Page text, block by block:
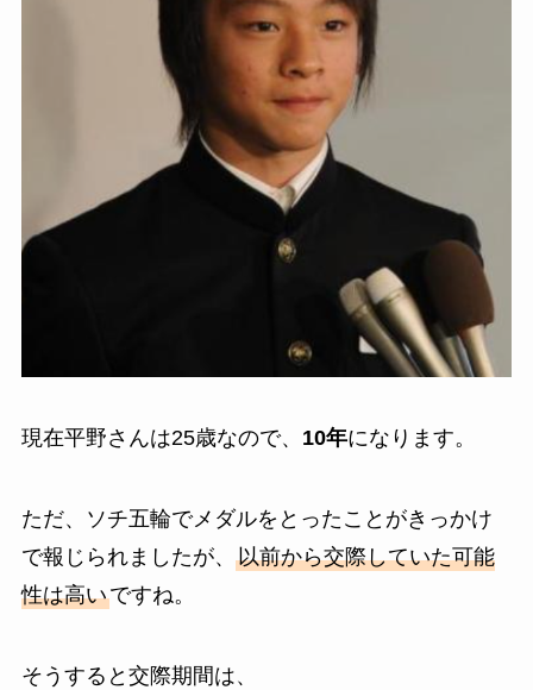
現在平野さんは25歳なので、 10年になります。
ただ、ソチ五輪でメダルをとったことがきっかけ
で報じられましたが、 以前から交際していた可能
性は高いですね。
そうすると交際期間は、